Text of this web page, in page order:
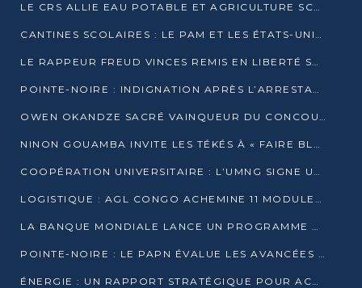
LE CRS ALLIE EAU POTABLE ET AGRICULTURE SCOLAIRE AU CŒUR DE LA TRANSFORMATION DES ÉCOLES RURALES
CANTINES SCOLAIRES : LE PAM ET LES ÉTATS-UNIS AU CONTACT DES ÉCOLIERS DE KINKALA
LE RAPPEUR FREUD VINCES REMIS EN LIBERTÉ SOUS PRESSION MÉDIATIQUE
POINTE-NOIRE : INDIGNATION APRÈS L’ARRESTATION DU RAPPEUR FREUD VINCES
OWEN OKANDZE SACRÉ VAINQUEUR DU CONCOURS SLAM POUR LA VIE
NINON GOUAMBA INVITE LES TÉKÉS À « FAIRE BLOC » POUR PESER DANS LE DÉBAT NATIONAL
COOPÉRATION UNIVERSITAIRE : L’UMNG SIGNE UN ACCORD STRATÉGIQUE AVEC L’UNIVERSITÉ HAINAN EN CHINE
LOGISTIQUE : AGL CONGO ACHEMINE 11 MODULES GÉANTS JUSQU’À BRAZZAVILLE
LA BANQUE MONDIALE LANCE UN PROGRAMME DE 394 MILLIONS DE DOLLARS POUR LE BASSIN DU CONGO
POINTE-NOIRE : LE PAPN ÉVALUE LES AVANCÉES DU MÔLE EST
ÉNERGIE : UN RAPPORT STRATÉGIQUE POUR ACCÉLÉRER LA TRANSITION AU CONGO